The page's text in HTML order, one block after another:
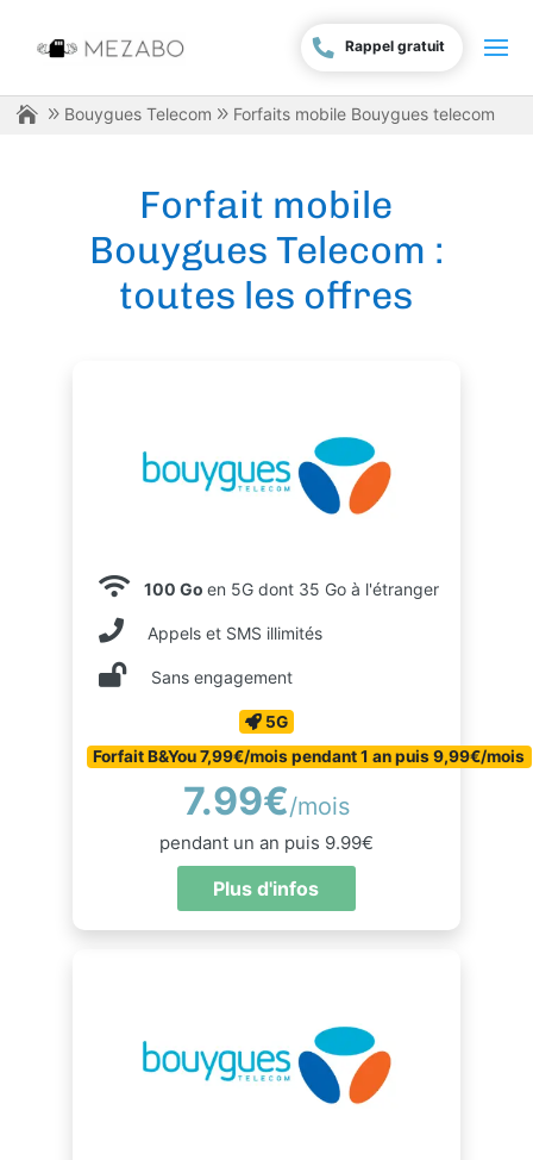
Rappel gratuit
Bouygues Telecom Forfaits mobile Bouygues telecom
Forfait mobile
Bouygues Telecom :
toutes les offres
100 Go en 5G dont 35 Go à l'étranger
Appels et SMS illimités
Sans engagement
5G
Forfait B&You 7,99€/mois pendant 1 an puis 9,99€/mois
7.99€/mois
pendant un an puis 9.99€
Plus d'infos